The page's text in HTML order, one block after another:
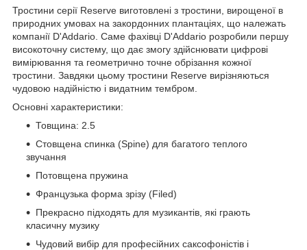
Тростини серії Reserve виготовлені з тростини, вирощеної в
природних умовах на закордонних плантаціях, що належать
компанії D'Addario. Саме фахівці D'Addario розробили першу
високоточну систему, що дає змогу здійснювати цифрові
вимірювання та геометрично точне обрізання кожної
тростини. Завдяки цьому тростини Reserve вирізняються
чудовою надійністю і видатним тембром.
Основні характеристики:
Товщина: 2.5
Стовщена спинка (Spine) для багатого теплого
звучання
Потовщена пружина
Французька форма зрізу (Filed)
Прекрасно підходять для музикантів, які грають
класичну музику
Чудовий вибір для професійних саксофоністів і